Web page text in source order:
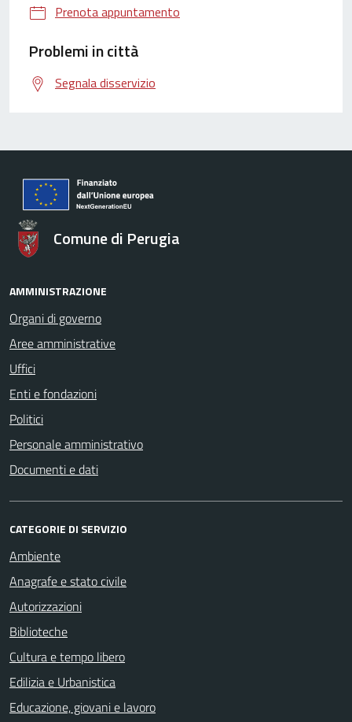
Prenota appuntamento
Problemi in città
Segnala disservizio
Comune di Perugia
AMMINISTRAZIONE
Organi di governo
Aree amministrative
Uffici
Enti e fondazioni
Politici
Personale amministrativo
Documenti e dati
CATEGORIE DI SERVIZIO
Ambiente
Anagrafe e stato civile
Autorizzazioni
Biblioteche
Cultura e tempo libero
Edilizia e Urbanistica
Educazione, giovani e lavoro